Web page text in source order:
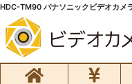
HDC-TM90 パナソニックビデオカメ